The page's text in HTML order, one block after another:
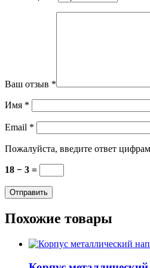
Ваш отзыв *
Имя *
Email *
Пожалуйста, введите ответ
18 − 3 =
Похожие товары